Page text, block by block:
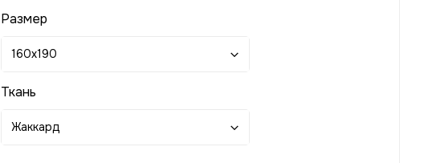
Размер
160x190
Ткань
Жаккард